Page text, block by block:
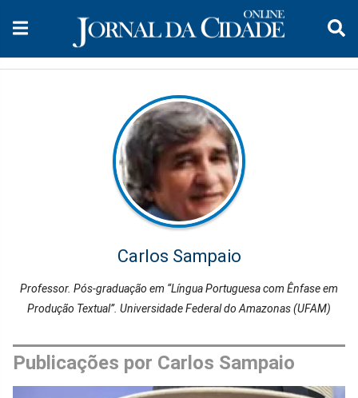
Carlos Sampaio
Professor. Pós-graduação em “Língua Portuguesa com Ênfase em
Produção Textual”. Universidade Federal do Amazonas (UFAM)
Publicações por Carlos Sampaio